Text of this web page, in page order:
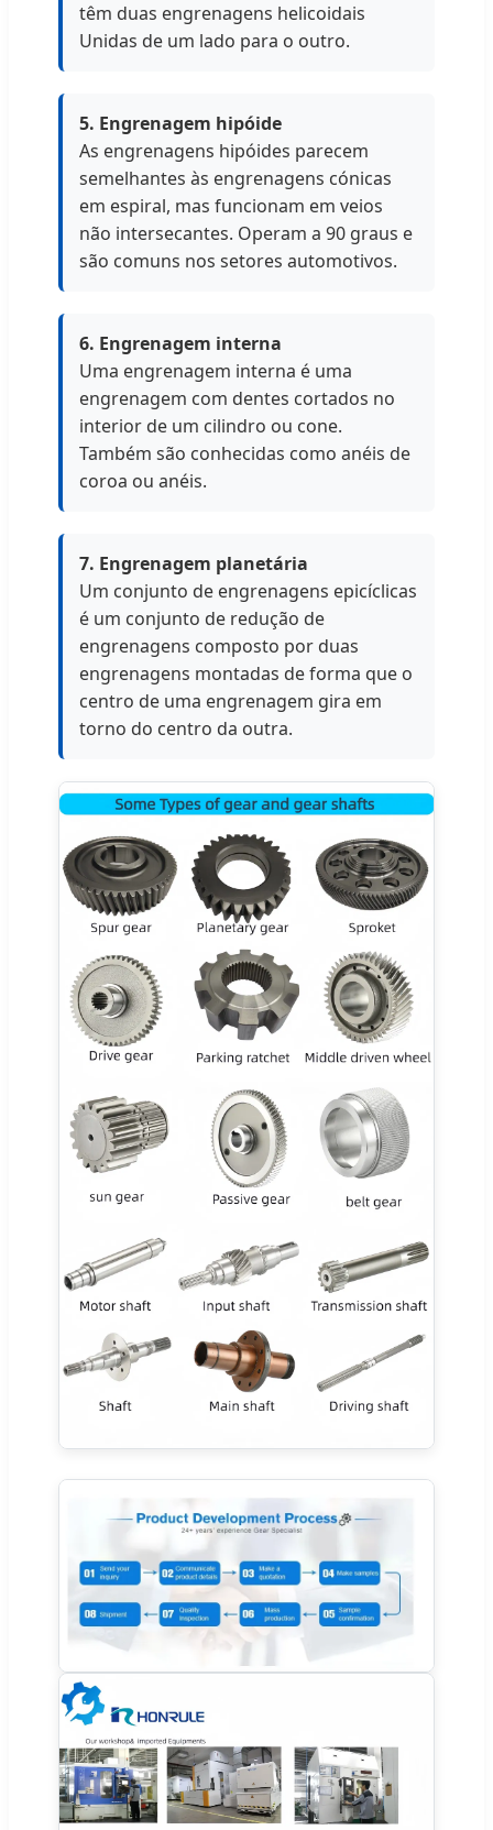
têm duas engrenagens helicoidais
Unidas de um lado para o outro.
5. Engrenagem hipóide
As engrenagens hipóides parecem
semelhantes às engrenagens cónicas
em espiral, mas funcionam em veios
não intersecantes. Operam a 90 graus e
são comuns nos setores automotivos.
6. Engrenagem interna
Uma engrenagem interna é uma
engrenagem com dentes cortados no
interior de um cilindro ou cone.
Também são conhecidas como anéis de
coroa ou anéis.
7. Engrenagem planetária
Um conjunto de engrenagens epicíclicas
é um conjunto de redução de
engrenagens composto por duas
engrenagens montadas de forma que o
centro de uma engrenagem gira em
torno do centro da outra.